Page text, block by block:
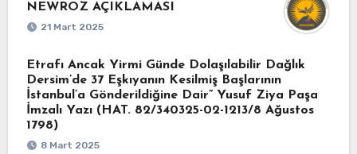
NEWROZ AÇIKLAMASI
21 Mart 2025
Etrafı Ancak Yirmi Günde Dolaşılabilir Dağlık
Dersim’de 37 Eşkıyanın Kesilmiş Başlarının
İstanbul’a Gönderildiğine Dair” Yusuf Ziya Paşa
İmzalı Yazı (HAT. 82/340325-02-1213/8 Ağustos
1798)
8 Mart 2025